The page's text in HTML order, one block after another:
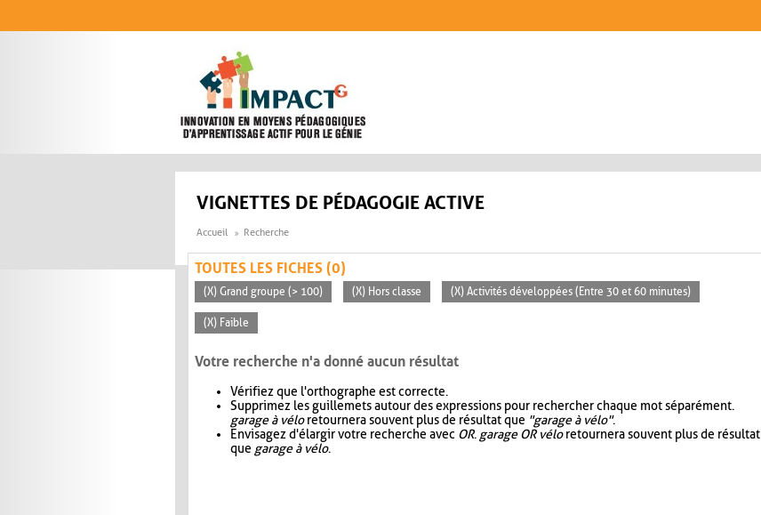
VIGNETTES DE PÉDAGOGIE ACTIVE
Accueil Recherche
TOUTES LES FICHES (0)
(X) Grand groupe (> 100) (X) Hors classe (X) Activités développées (Entre 30 et 60 minutes)
(X) Faible
Votre recherche n'a donné aucun résultat
Vérifiez que l'orthographe est correcte.
Supprimez les guillemets autour des expressions pour rechercher chaque mot séparément.
garage à véloretournera souvent plus de résultat que "garage à vélo".
Envisagez d'élargir votre recherche avec OR. garage OR véloretournera souvent plus de résultat
que garage à vélo.